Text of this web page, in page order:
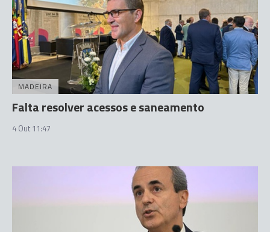
MADEIRA
Falta resolver acessos e saneamento
4 Out 11:47